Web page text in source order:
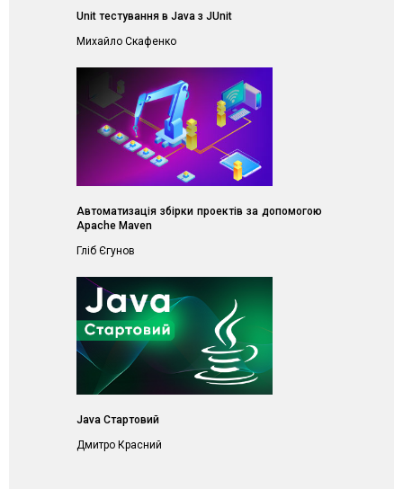
Unit тестування в Java з JUnit
Михайло Скафенко
Автоматизація збірки проектів за допомогою
Apache Maven
Гліб Єгунов
Java Стартовий
Дмитро Красний